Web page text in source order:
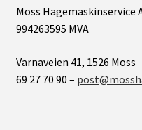
Moss Hagemaskinservice
994263595 MVA
Varnaveien 41, 1526 Moss
69 27 70 90 –